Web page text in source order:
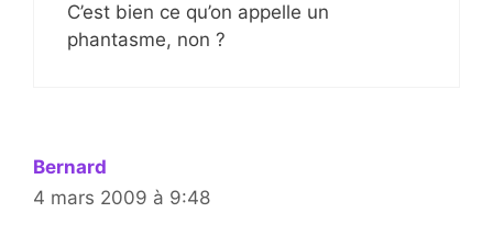
C’est bien ce qu’on appelle un
phantasme, non ?
Bernard
4 mars 2009 à 9:48